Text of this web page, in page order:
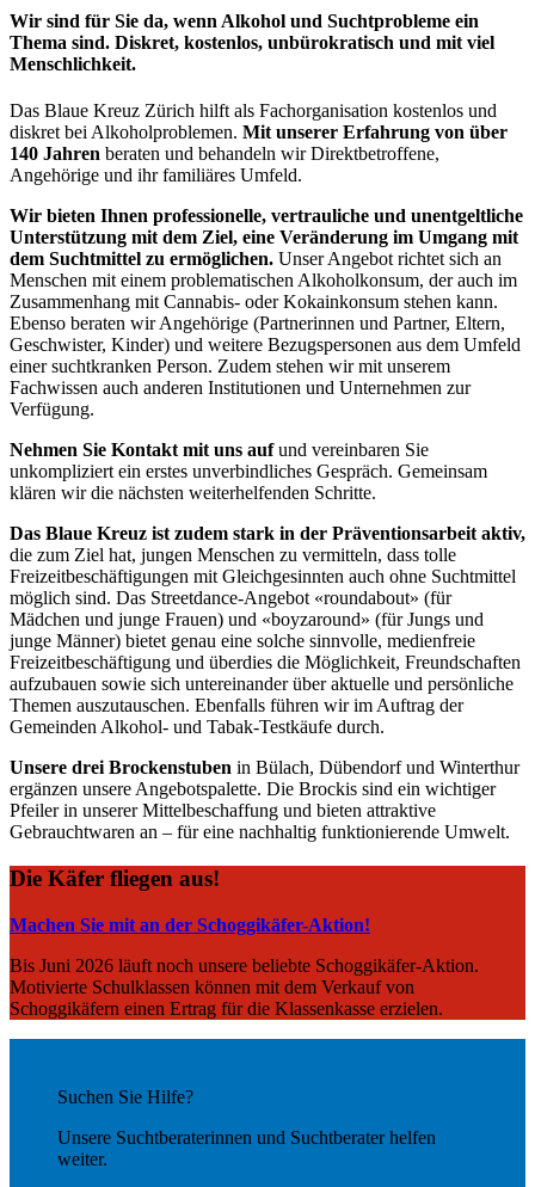
Wir sind für Sie da, wenn Alkohol und Suchtprobleme ein
Thema sind. Diskret, kostenlos, unbürokratisch und mit viel
Menschlichkeit.
Das Blaue Kreuz Zürich hilft als Fachorganisation kostenlos und
diskret bei Alkoholproblemen. Mit unserer Erfahrung von über
140 Jahren beraten und behandeln wir Direktbetroffene,
Angehörige und ihr familiäres Umfeld.
Wir bieten Ihnen professionelle, vertrauliche und unentgeltliche
Unterstützung mit dem Ziel, eine Veränderung im Umgang mit
dem Suchtmittel zu ermöglichen. Unser Angebot richtet sich an
Menschen mit einem problematischen Alkoholkonsum, der auch im
Zusammenhang mit Cannabis- oder Kokainkonsum stehen kann.
Ebenso beraten wir Angehörige (Partnerinnen und Partner, Eltern,
Geschwister, Kinder) und weitere Bezugspersonen aus dem Umfeld
einer suchtkranken Person. Zudem stehen wir mit unserem
Fachwissen auch anderen Institutionen und Unternehmen zur
Verfügung.
Nehmen Sie Kontakt mit uns aufund vereinbaren Sie
unkompliziert ein erstes unverbindliches Gespräch. Gemeinsam
klären wir die nächsten weiterhelfenden Schritte.
Das Blaue Kreuz ist zudem stark in der Präventionsarbeit aktiv,
die zum Ziel hat, jungen Menschen zu vermitteln, dass tolle
Freizeitbeschäftigungen mit Gleichgesinnten auch ohne Suchtmittel
möglich sind. Das Streetdance-Angebot «roundabout» (für
Mädchen und junge Frauen) und «boyzaround» (für Jungs und
junge Männer) bietet genau eine solche sinnvolle, medienfreie
Freizeitbeschäftigung und überdies die Möglichkeit, Freundschaften
aufzubauen sowie sich untereinander über aktuelle und persönliche
Themen auszutauschen. Ebenfalls führen wir im Auftrag der
Gemeinden Alkohol- und Tabak-Testkäufe durch.
Unsere drei Brockenstuben in Bülach, Dübendorf und Winterthur
ergänzen unsere Angebotspalette. Die Brockis sind ein wichtiger
Pfeiler in unserer Mittelbeschaffung und bieten attraktive
Gebrauchtwaren an – für eine nachhaltig funktionierende Umwelt.
Die Käfer fliegen aus!
Machen Sie mit an der Schoggikäfer-Aktion!
Bis Juni 2026 läuft noch unsere beliebte Schoggikäfer-Aktion.
Motivierte Schulklassen können mit dem Verkauf von
Schoggikäfern einen Ertrag für die Klassenkasse erzielen.
Suchen Sie Hilfe?
Unsere Suchtberaterinnen und Suchtberater helfen
weiter.